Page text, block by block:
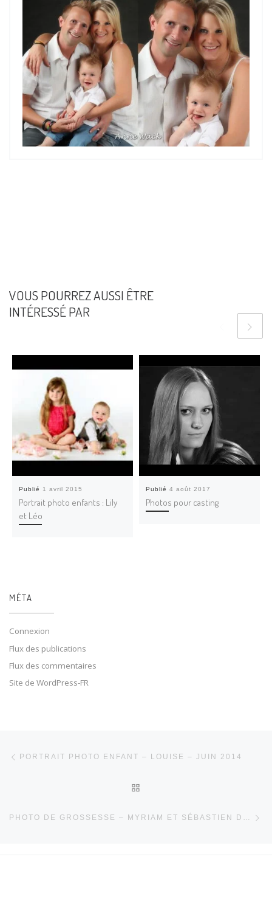
VOUS POURREZ AUSSI ÊTRE
INTÉRESSÉ PAR
Publié 1 avril 2015
Portrait photo enfants : Lily
et Léo
Publié 4 août 2017
Photos pour casting
MÉTA
Connexion
Flux des publications
Flux des commentaires
Site de WordPress-FR
Parcourir les articles
PORTRAIT PHOTO ENFANT – LOUISE – JUIN 2014
PHOTO DE GROSSESSE – MYRIAM ET SÉBASTIEN DU JUILLET 2014